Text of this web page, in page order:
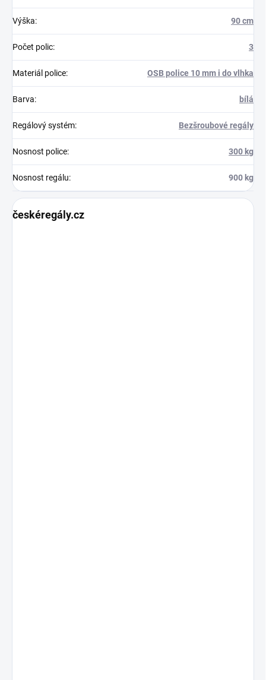
Výška: 90 cm
Počet polic: 3
Materiál police: OSB police 10 mm i do vlhka
Barva: bílá
Regálový systém: Bezšroubové regály
Nosnost police: 300 kg
Nosnost regálu: 900 kg
českéregály.cz